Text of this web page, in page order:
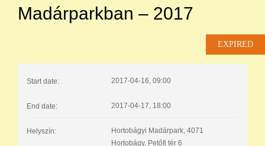
Madárparkban – 2017
EXPIRED
Start date: 2017-04-16, 09:00
End date: 2017-04-17, 18:00
Helyszín:
Hortobágyi Madárpark, 4071
Hortobágy, Petőfi tér 6